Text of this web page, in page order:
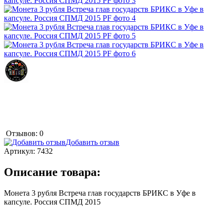
Отзывов: 0
Добавить отзыв
Артикул: 7432
Описание товара:
Монета 3 рубля Встреча глав государств БРИКС в Уфе в
капсуле. Россия СПМД 2015